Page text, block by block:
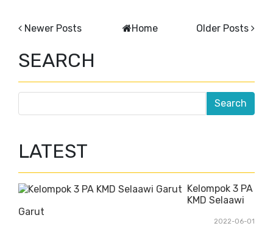
Newer Posts Older Posts
Home
SEARCH
LATEST
Kelompok 3 PA
KMD Selaawi
Garut
2022-06-01